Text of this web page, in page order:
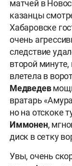
матчей в
казанцы
Хабаровске
очень
следствие
второй
влетела в
Медведев
вратарь
но на отскоке
Иммонен,
диск в сетку
Увы, очень